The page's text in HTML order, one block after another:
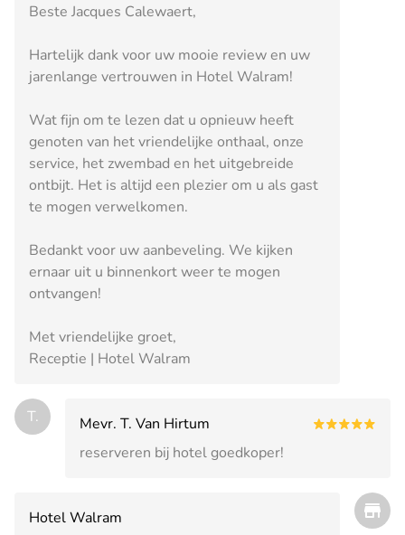
Beste Jacques Calewaert,
Hartelijk dank voor uw mooie review en uw
jarenlange vertrouwen in Hotel Walram!
Wat fijn om te lezen dat u opnieuw heeft
genoten van het vriendelijke onthaal, onze
service, het zwembad en het uitgebreide
ontbijt. Het is altijd een plezier om u als gast
te mogen verwelkomen.
Bedankt voor uw aanbeveling. We kijken
ernaar uit u binnenkort weer te mogen
ontvangen!
Met vriendelijke groet,
Receptie | Hotel Walram
T.
Mevr. T. Van Hirtum
reserveren bij hotel goedkoper!
Hotel Walram